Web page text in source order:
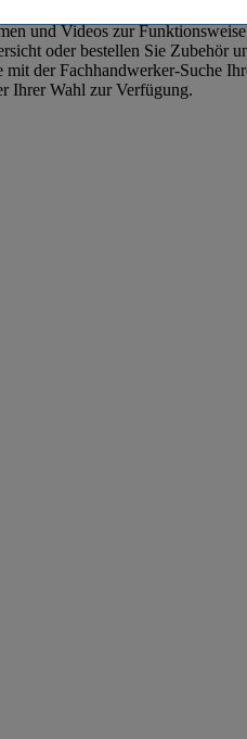
und Videos zur
oder bestellen Sie Zubehör
der Fachhandwerker-Suche
Ihrer Wahl zur Verfügung.